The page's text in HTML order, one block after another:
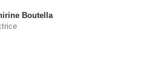
Boutella